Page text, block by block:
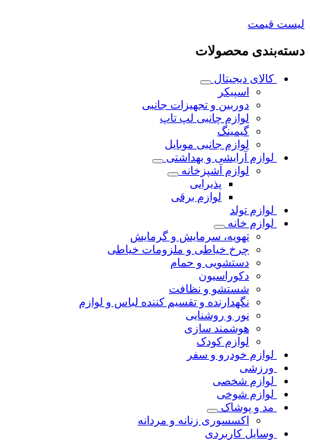
لیست قیمت
دسته‌بندی محصولات
کالای دیجیتال
اسپیکر
دوربین و تجهیزات جانبی
لوازم چانبی لپ تاپ
گیمینگ
لوازم جانبی موبایل
لوازم آرایشی و بهداشتی
لوازم آشپزخانه
پذیرایی
لوازم برقی
لوازم تولد
لوازم خانه
تهویه، سرمایش و گرمایش
چرخ خیاطی و ملزومات خیاطی
دستشویی و حمام
دکوراسیون
شستشو و نظافت
نگهدارنده و تقسیم کننده لباس و لوازم
نور و روشنایی
هوشمند سازی
لوازم کودک
لوازم خودرو و سفر
ورزشی
لوازم شخصی
لوازم شوخی
مد و پوشاک
اکسسوری زنانه و مردانه
وسایل کاربردی